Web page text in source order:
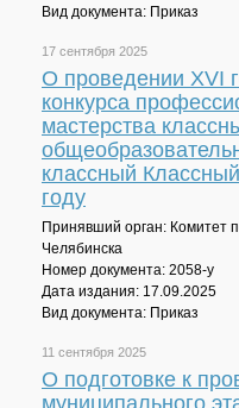
Вид документа: Приказ
17 сентября 2025
О проведении XVI
конкурса
мастерства
классный
году
Принявший орган: Комитет
Челябинска
Номер документа: 2058-у
Дата издания: 17.09.2025
Вид документа: Приказ
11 сентября 2025
О подготовке к
муниципального